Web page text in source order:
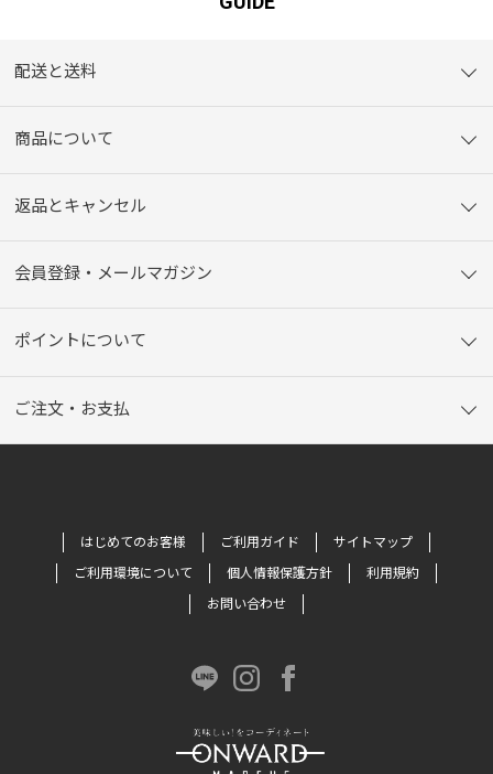
配送と送料
商品について
返品とキャンセル
会員登録・メールマガジン
ポイントについて
ご注文・お支払
はじめてのお客様 ご利用ガイド
サイトマップ
ご利用環境について
個人情報保護方針
利用規約
お問い合わせ